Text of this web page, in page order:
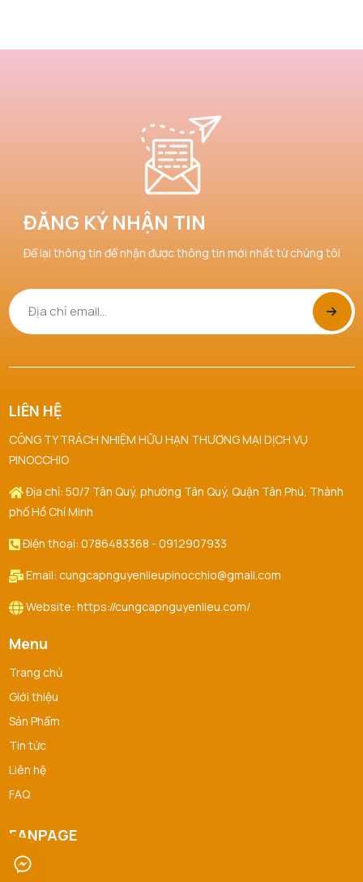
ĐĂNG KÝ NHẬN TIN
Để lại thông tin để nhận được thông tin mới nhất từ chúng tôi
LIÊN HỆ
CÔNG TY TRÁCH NHIỆM HỮU HẠN THƯƠNG MẠI DỊCH VỤ
PINOCCHIO
Địa chỉ: 50/7 Tân Quý, phường Tân Quý, Quận Tân Phú, Thành
phố Hồ Chí Minh
Điện thoại: 0786483368 - 0912907933
Email: cungcapnguyenlieupinocchio@gmail.com
Website: https://cungcapnguyenlieu.com/
Menu
Trang chủ
Giới thiệu
Sản Phẩm
Tin tức
Liên hệ
FAQ
FANPAGE